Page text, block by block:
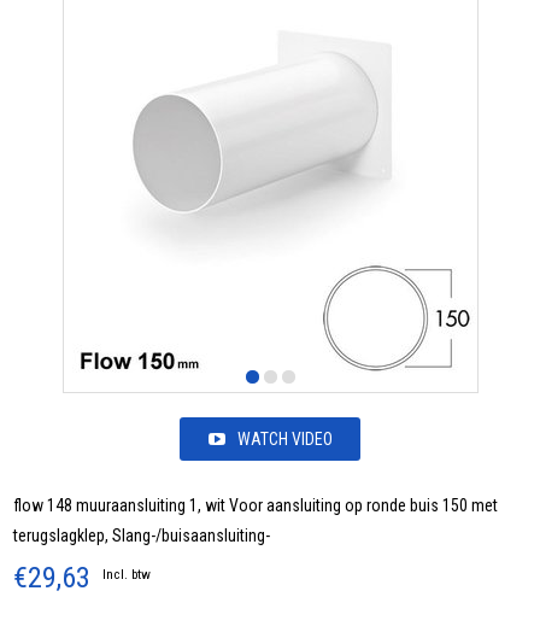
WATCH VIDEO
flow 148 muuraansluiting 1, wit Voor aansluiting op ronde buis 150 met
terugslagklep, Slang-/buisaansluiting-
€29,63 Incl. btw